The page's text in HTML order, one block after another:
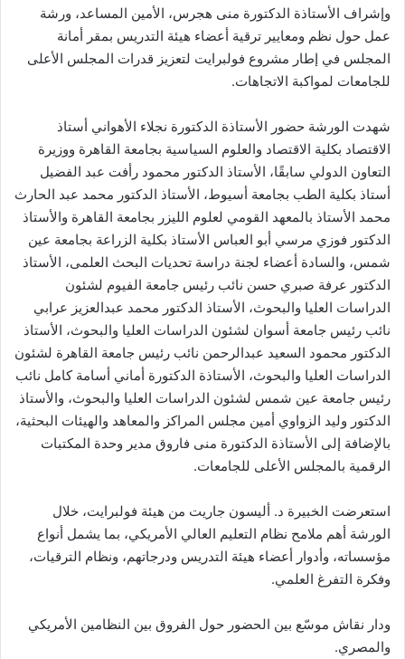
وإشراف الأستاذة الدكتورة منى هجرس، الأمين المساعد، ورشة
عمل حول نظم ومعايير ترقية أعضاء هيئة التدريس بمقر أمانة
المجلس في إطار مشروع فولبرايت لتعزيز قدرات المجلس الأعلى
للجامعات لمواكبة الاتجاهات.
شهدت الورشة حضور الأستاذة الدكتورة نجلاء الأهواني أستاذ
الاقتصاد بكلية الاقتصاد والعلوم السياسية بجامعة القاهرة ووزيرة
التعاون الدولي سابقًا، الأستاذ الدكتور محمود رأفت عبد الفضيل
أستاذ بكلية الطب بجامعة أسيوط، الأستاذ الدكتور محمد عبد الحارث
محمد الأستاذ بالمعهد القومي لعلوم الليزر بجامعة القاهرة والأستاذ
الدكتور فوزي مرسي أبو العباس الأستاذ بكلية الزراعة بجامعة عين
شمس، والسادة أعضاء لجنة دراسة تحديات البحث العلمى، الأستاذ
الدكتور عرفة صبري حسن نائب رئيس جامعة الفيوم لشئون
الدراسات العليا والبحوث، الأستاذ الدكتور محمد عبدالعزيز عرابي
نائب رئيس جامعة أسوان لشئون الدراسات العليا والبحوث، الأستاذ
الدكتور محمود السعيد عبدالرحمن نائب رئيس جامعة القاهرة لشئون
الدراسات العليا والبحوث، الأستاذة الدكتورة أماني أسامة كامل نائب
رئيس جامعة عين شمس لشئون الدراسات العليا والبحوث، والأستاذ
الدكتور وليد الزواوي أمين مجلس المراكز والمعاهد والهيئات البحثية،
بالإضافة إلى الأستاذة الدكتورة منى فاروق مدير وحدة المكتبات
الرقمية بالمجلس الأعلى للجامعات.
استعرضت الخبيرة د. أليسون جاريت من هيئة فولبرايت، خلال
الورشة أهم ملامح نظام التعليم العالي الأمريكي، بما يشمل أنواع
مؤسساته، وأدوار أعضاء هيئة التدريس ودرجاتهم، ونظام الترقيات،
وفكرة التفرغ العلمي.
ودار نقاش موسّع بين الحضور حول الفروق بين النظامين الأمريكي
والمصري.